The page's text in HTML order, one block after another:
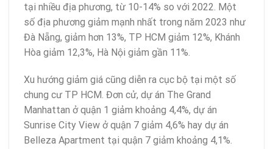
tại nhiều địa phương, từ 10-14% so với 2022. Một
số địa phương giảm mạnh nhất trong năm 2023 như
Đà Nẵng, giảm hơn 13%, TP HCM giảm 12%, Khánh
Hòa giảm 12,3%, Hà Nội giảm gần 11%.
Xu hướng giảm giá cũng diễn ra cục bộ tại một số
chung cư TP HCM. Đơn cử, dự án The Grand
Manhattan ở quận 1 giảm khoảng 4,4%, dự án
Sunrise City View ở quận 7 giảm 4,6% hay dự án
Belleza Apartment tại quận 7 giảm khoảng 4,1%.